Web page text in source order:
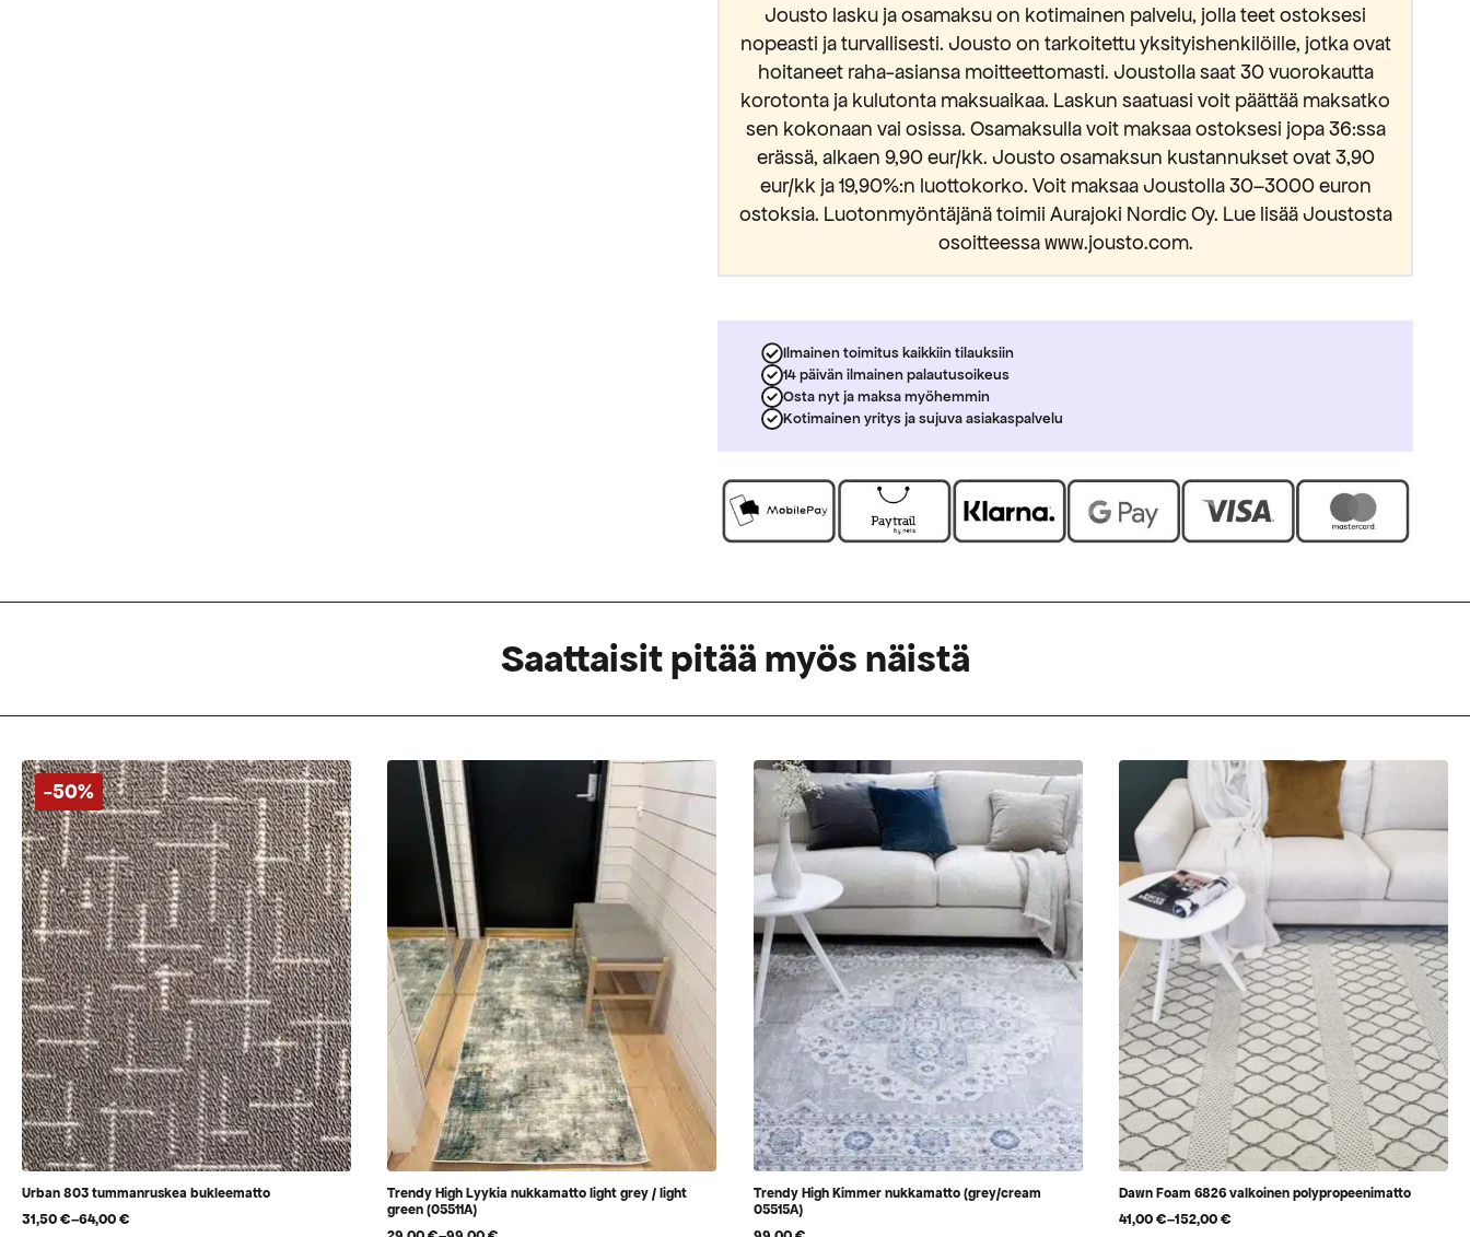
Jousto lasku ja osamaksu on kotimainen palvelu, jolla teet ostoksesi
nopeasti ja turvallisesti. Jousto on tarkoitettu yksityishenkilöille, jotka ovat
hoitaneet raha-asiansa moitteettomasti. Joustolla saat 30 vuorokautta
korotonta ja kulutonta maksuaikaa. Laskun saatuasi voit päättää maksatko
sen kokonaan vai osissa. Osamaksulla voit maksaa ostoksesi jopa 36:ssa
erässä, alkaen 9,90 eur/kk. Jousto osamaksun kustannukset ovat 3,90
eur/kk ja 19,90%:n luottokorko. Voit maksaa Joustolla 30–3000 euron
ostoksia. Luotonmyöntäjänä toimii Aurajoki Nordic Oy. Lue lisää Joustosta
osoitteessa www.jousto.com.
Ilmainen toimitus kaikkiin tilauksiin
14 päivän ilmainen palautusoikeus
Osta nyt ja maksa myöhemmin
Kotimainen yritys ja sujuva asiakaspalvelu
Saattaisit pitää myös näistä
-50%
Urban 803 tummanruskea bukleematto
31,50€–64,00€
Hintaluokka:
Trendy High Lyykia nukkamatto light grey / light
green (05511A)
Trendy High Kimmer nukkamatto (grey/cream
05515A)
Dawn Foam 6826 valkoinen polypropeenimatto
41,00€–152,00€
Hintaluokka: